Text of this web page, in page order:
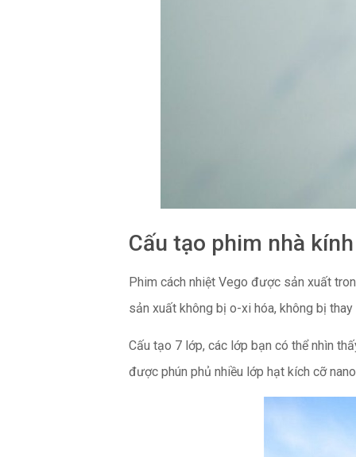
Cấu tạo phim nhà
Phim cách nhiệt Vego được sản xuất
sản xuất không bị o-xi hóa, không bị
Cấu tạo 7 lớp, các lớp bạn có thể nhìn
được phún phủ nhiều lớp hạt kích cỡ